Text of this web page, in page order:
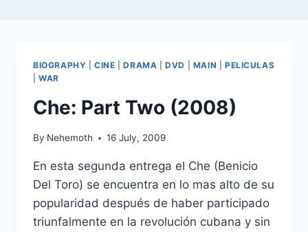
BIOGRAPHY |CINE |DRAMA |DVD MAIN
PELICULAS
|WAR
Che: Part Two (2008)
By Nehemoth 16 July, 2009
En esta segunda entrega el Che (Benicio
Del Toro) se encuentra en lo mas alto de su
popularidad después de haber participado
triunfalmente en la revolución cubana y sin